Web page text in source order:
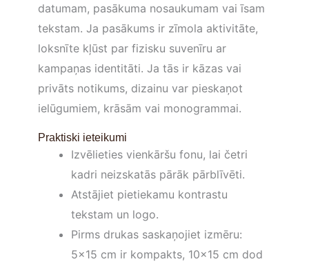
datumam, pasākuma nosaukumam vai īsam
tekstam. Ja pasākums ir zīmola aktivitāte,
loksnīte kļūst par fizisku suvenīru ar
kampaņas identitāti. Ja tās ir kāzas vai
privāts notikums, dizainu var pieskaņot
ielūgumiem, krāsām vai monogrammai.
Praktiski ieteikumi
Izvēlieties vienkāršu fonu, lai četri
kadri neizskatās pārāk pārblīvēti.
Atstājiet pietiekamu kontrastu
tekstam un logo.
Pirms drukas saskaņojiet izmēru:
5×15 cm ir kompakts, 10×15 cm dod